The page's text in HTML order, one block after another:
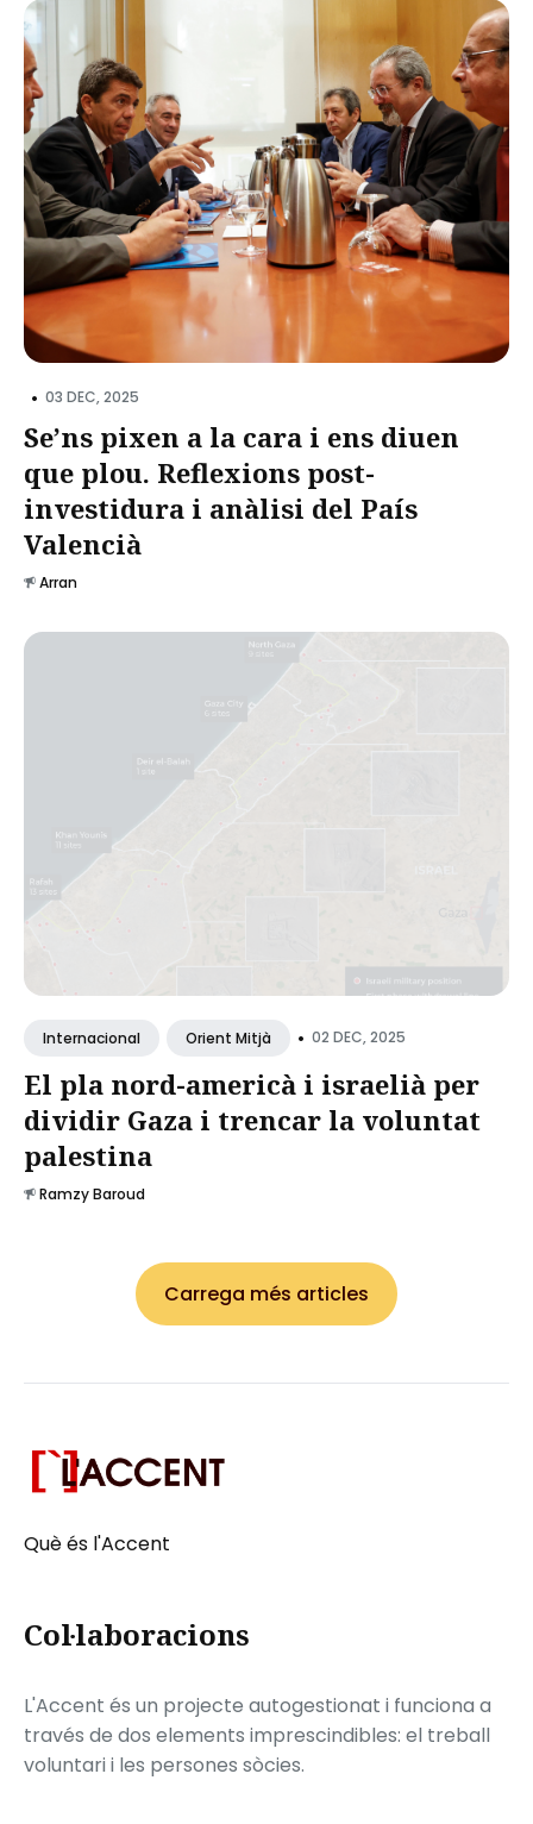
• 03 DEC, 2025
Se’ns pixen a la cara i ens diuen
que plou. Reflexions post-
investidura i anàlisi del País
Valencià
Arran
Internacional Orient Mitjà • 02 DEC, 2025
El pla nord-americà i israelià per
dividir Gaza i trencar la voluntat
palestina
Ramzy Baroud
Carrega més articles
Què és l'Accent
Col·laboracions
L'Accent és un projecte autogestionat i funciona a
través de dos elements imprescindibles: el treball
voluntari i les persones sòcies.